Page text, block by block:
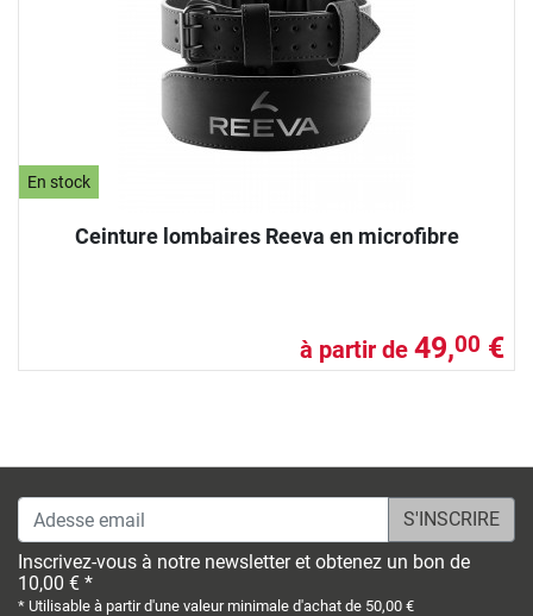
En stock
Ceinture lombaires Reeva en microfibre
à partir de 49,00 €
Adesse email
Inscrivez-vous à notre newsletter et obtenez un bon de
10,00 € *
* Utilisable à partir d'une valeur minimale d'achat de 50,00 €